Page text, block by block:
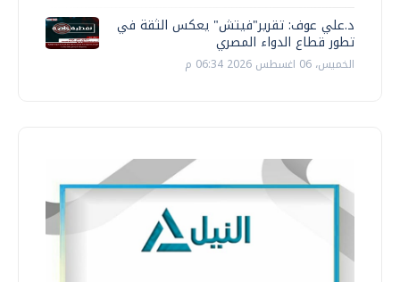
د.علي عوف: تقرير"فيتش" يعكس الثقة في
تطور قطاع الدواء المصري
الخميس، 06 اغسطس 2026 06:34 م